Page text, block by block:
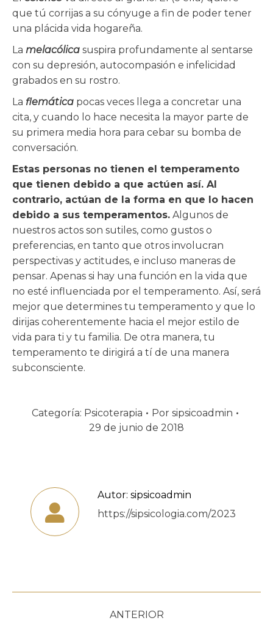
que tú corrijas a su cónyuge a fin de poder tener
una plácida vida hogareña.
La melacólica suspira profundamente al sentarse
con su depresión, autocompasión e infelicidad
grabados en su rostro.
La flemática pocas veces llega a concretar una
cita, y cuando lo hace necesita la mayor parte de
su primera media hora para cebar su bomba de
conversación.
Estas personas no tienen el temperamento
que tienen debido a que actúen así. Al
contrario, actúan de la forma en que lo hacen
debido a sus temperamentos. Algunos de
nuestros actos son sutiles, como gustos o
preferencias, en tanto que otros involucran
perspectivas y actitudes, e incluso maneras de
pensar. Apenas si hay una función en la vida que
no esté influenciada por el temperamento. Así, será
mejor que determines tu temperamento y que lo
dirijas coherentemente hacia el mejor estilo de
vida para ti y tu familia. De otra manera, tu
temperamento te dirigirá a tí de una manera
subconsciente.
Categoría: Psicoterapia Por sipsicoadmin
29 de junio de 2018
Autor: sipsicoadmin
https://sipsicologia.com/2023
Navegación
ANTERIOR